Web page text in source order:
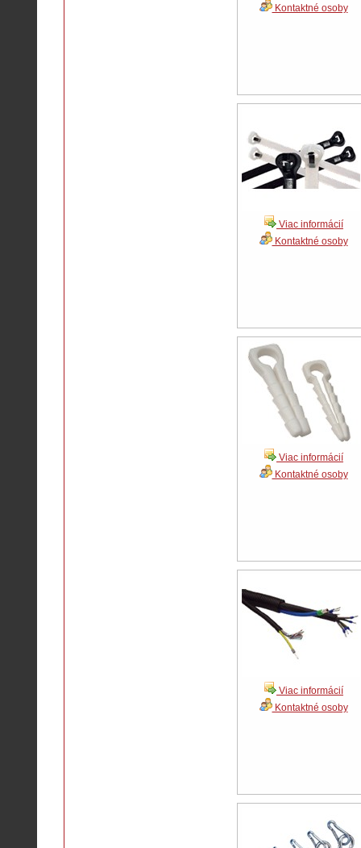
Kontaktné osoby
Viac informácií
Kontaktné osoby
Viac informácií
Kontaktné osoby
Viac informácií
Kontaktné osoby